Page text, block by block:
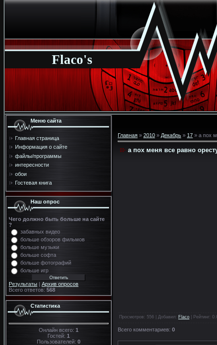
Flaco's
Меню сайта
Главная страница
Информация о сайте
файлы/программы
интересности
обои
Гостевая книга
Наш опрос
Чего должно быть больше на сайте
?
забавных видео
больше обзоров фильмов
больше музыки
больше софта
больше фотографий
больше игр
Результаты | Архив опросов
Всего ответов: 568
Статистика
Онлайн всего: 1
Гостей: 1
Пользователей: 0
Главная » 2010 » Декабрь » 17 » а пох
а пох меня все равно
Просмотров : 556 | Добавил: Flaco Рейтинг:
Всего комментариев: 0